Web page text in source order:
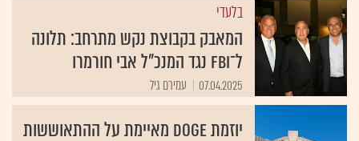
בלעדי
המאבק בקבוצת נקש מתרחב: תלונה
ל־FBI נגד המנכ"ל אבי חורמרו
07.04.2025 עמירם גיל
יוזמת DOGE מאיימת על ההתאוששות